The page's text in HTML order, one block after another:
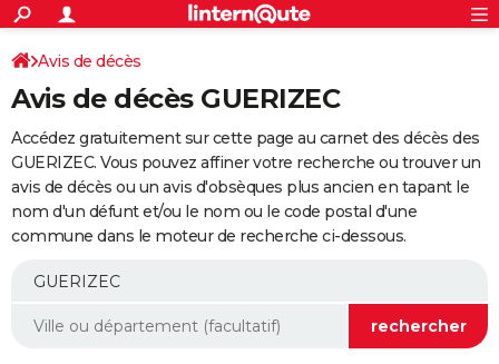
ACTUALITÉS
Politique
Société
Faits Divers
Education
Monde
Villes
+
SPORT
Coupe du monde 2026
Football
Tennis
Cyclisme
Rugby
Forum
Programme TV
TNT
Streaming
Cinéma
Sorties cinéma
Musique
+
FINANCE
Retraite
Epargne
Immobilier
Risques naturels par ville
Banque
Assurance
AUTO
Essais
Réserver un essai
Citadines
Berlines
SUV
Forum auto
+
Mobiles
Meilleur smartphone
Internet
Ordinateurs
Jeux vidéo
Guide high-tech
Aménagement intérieur
Avis de décès
Avis de décès GUERIZEC
Accédez gratuitement sur cette page au carnet des décès des
GUERIZEC. Vous pouvez affiner votre recherche ou trouver un
avis de décès ou un avis d'obsèques plus ancien en tapant le
nom d'un défunt et/ou le nom ou le code postal d'une
commune dans le moteur de recherche ci-dessous.